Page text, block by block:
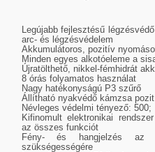
Legújabb fejlesztésű
arc- és légzésvédelem
Akkumulátoros, pozitív
Minden egyes alkotóeleme a
Újratölthető, nikkel-fémhidrát
8 órás folyamatos használat
Nagy hatékonyságú P3 szűrő
Állítható nyakvédő kámzsa
Névleges védelmi tényező: 500;
Kifinomult elektronikai
az összes funkciót
Fény- és hangjelzés az
szükségességére